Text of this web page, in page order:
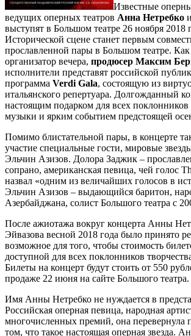
Известные
ведущих оперных театров Анна Нетребко и
выступят в Большом театре 26 ноября 2018
Исторической сцене станет первым
прославленной пары в Большом театре.
организатор вечера, продюсер Максим
исполнители представят российской
программа Verdi Gala, состоящую из
итальянского репертуара. Долгожданный
настоящим подарком для всех поклонников
музыки и ярким событием предстоящей
Помимо блистательной пары, в концерте
участие специальные гости, мировые
Эльчин Азизов. Долора Заджик –
сопрано, американская певица, чей голос
назвал «одним из величайших голосов в
Эльчин Азизов – выдающийся баритон,
Азербайджана, солист Большого театра с
После ажиотажа вокруг концерта Анны
Эйвазова весной 2018 года было принято
возможное для того, чтобы стоимость
доступной для всех поклонников
Билеты на концерт будут стоить от 550
продаже 22 июня на сайте Большого театра.
Имя Анны Нетребко не нуждается в
Российская оперная певица, народная
многочисленных премий, она перевернула
том, что такое настоящая оперная звезда.